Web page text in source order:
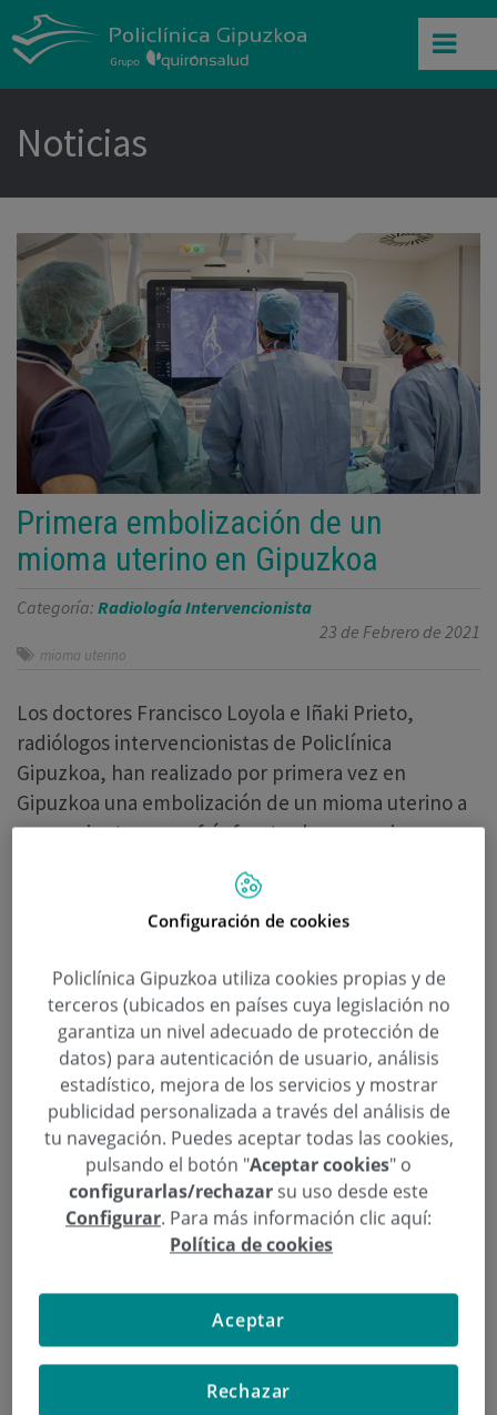
Noticias
Primera embolización de un
mioma uterino en Gipuzkoa
Categoría: Radiología Intervencionista
23 de Febrero de 2021
mioma uterino
Los doctores Francisco Loyola e Iñaki Prieto,
radiólogos intervencionistas de Policlínica
Gipuzkoa, han realizado por primera vez en
Gipuzkoa una embolización de un mioma uterino a
una paciente que sufría fuertes hemorragias
En el caso de Miriam Miera, de 48 años de edad, la
practicarle una histerectomía, cirugía que consiste
en extirpar el útero, y es “una cirugía mayor y con
riesgo de hemorragia”, afirma Fran Loyola. Miriam
Miera, ante la envergadura de la cirugía quiso
valorar si había alguna otra alternativa. “Llevo con
el mioma más de diez años -nos explica-, empecé
con sangrados abundantes, con muchos coágulos y
el tratamiento que me ofrecieron los ginecólogos
en un principio fue ponerme un DIU hormonal, y
fue relativamente bien durante dos años y medio,
abundantes y me ofrecían la alternativa de no
hacer nada o de hacer una histerectomía. Era una
alternativa que no quería”, afirma la paciente. De
modo que buscó otras opciones y fue a hablar con
Configuración de cookies
Policlínica Gipuzkoa utiliza cookies propias y de
terceros (ubicados en países cuya legislación no
garantiza un nivel adecuado de protección de
datos) para autenticación de usuario, análisis
estadístico, mejora de los servicios y mostrar
publicidad personalizada a través del análisis de
tu navegación. Puedes aceptar todas las cookies,
pulsando el botón "Aceptar cookies" o
configurarlas/rechazar su uso desde este
Configurar. Para más información clic aquí:
Política de cookies
Rechazar
Aceptar